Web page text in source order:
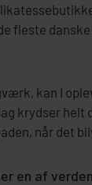
fleste
kan I
krydser helt
når det
en af